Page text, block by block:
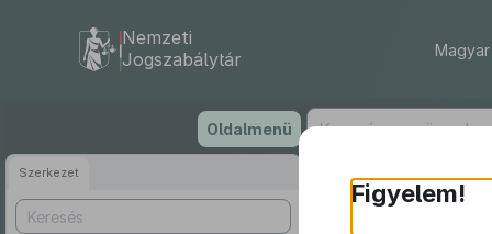
tartalomra
Nemzeti
Jogszabálytár
Oldalmenü
Szerkezet
Figyelem!